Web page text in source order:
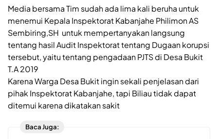
Media bersama Tim sudah ada lima kali beruha untuk
menemui Kepala Inspektorat Kabanjahe Philimon AS
Sembiring,SH untuk mempertanyakan langsung
tentang hasil Audit Inspektorat tentang Dugaan korupsi
tersebut, yaitu tentang pengadaan PJTS di Desa Bukit
T.A 2019
Karena Warga Desa Bukit ingin sekali penjelasan dari
pihak Inspektorat Kabanjahe, tapi Biliau tidak dapat
ditemui karena dikatakan sakit
Baca Juga: